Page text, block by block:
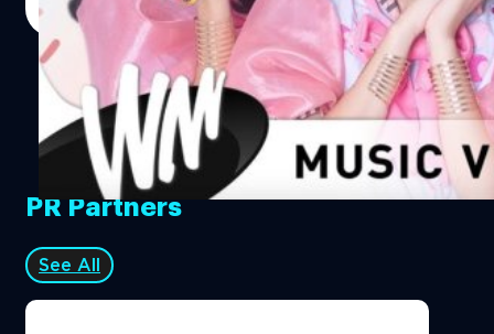
ที กับเพลง "River" ที่มี อร BNK 48 หรือ "อรอุ๋ง" เป็นเซ็นเตอร์
ซึ่งตัว MV เพลงนี้ก็เพิ่งเปิดตัวครั้งแรกไปในวันที่ 29 เมษายน
ในงาน Tokyo Idol Festival in Bangkok Comic Con ซึ่งก็
ทำให้เหล่าโอตะตื่นตะลึงไปกับความงามและความแข็งแรง
ของเหล่าสาวๆ BNK48 อีกทั้งตัวมิวสิควีดิโอยังทำได้งามงด
หมดจดสมศักดิ์ศรี BNK48 มากๆ ไม่ต้องพูดอะไรกันมากเลย
ครับ อย่าเสียเวลา! เปิดดูวนไปหลายๆรอบเลยครับ !!! เพ้อ
(YOU) - Jetset'er https://www.youtube.com/watch?
Moment” ของวงโซลป็อป Jetset'er…
Read More
PR Partners
See All